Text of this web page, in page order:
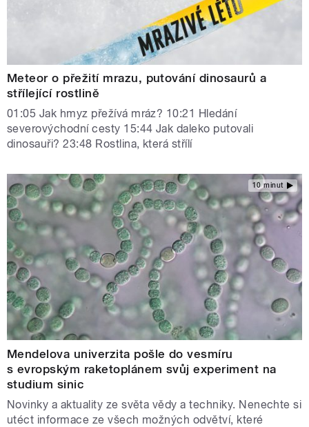
Meteor o přežití mrazu, putování dinosaurů a
střílející rostlině
01:05 Jak hmyz přežívá mráz? 10:21 Hledání
severovýchodní cesty 15:44 Jak daleko putovali
dinosauři? 23:48 Rostlina, která střílí
10 minut
Mendelova univerzita pošle do vesmíru
s evropským raketoplánem svůj experiment na
studium sinic
Novinky a aktuality ze světa vědy a techniky. Nenechte si
utéct informace ze všech možných odvětví, které